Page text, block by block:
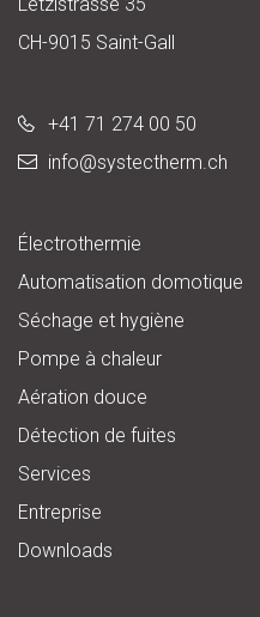
CH-9015 Saint-Gall
+41 71 274 00 50
info@systectherm.ch
Électrothermie
Automatisation domotique
Séchage et hygiène
Pompe à chaleur
Aération douce
Détection de fuites
Services
Entreprise
Downloads